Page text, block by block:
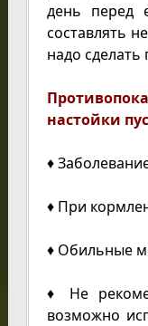
день перед
составлять
надо сделать
настойки
♦
♦ При
♦ Обильные
♦ Не
возможно